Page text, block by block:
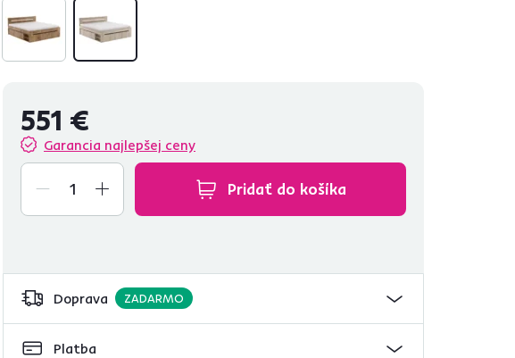
551 €
Garancia najlepšej ceny
Pridať do košíka
Doprava ZADARMO
Platba